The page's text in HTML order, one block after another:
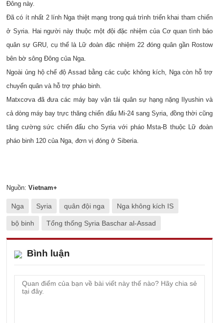
Đông này.
Đã có ít nhất 2 lính Nga thiệt mạng trong quá trình triển khai tham chiến
ở Syria. Hai người này thuộc một đội đặc nhiệm của Cơ quan tình báo
quân sự GRU, cụ thể là Lữ đoàn đặc nhiệm 22 đóng quân gần Rostow
bên bờ sông Đông của Nga.
Ngoài ủng hộ chế độ Assad bằng các cuộc không kích, Nga còn hỗ trợ
chuyển quân và hỗ trợ pháo binh.
Matxcơva đã đưa các máy bay vận tải quân sự hạng nặng Ilyushin và
cả dòng máy bay trực thăng chiến đấu Mi-24 sang Syria, đồng thời cũng
tăng cường sức chiến đấu cho Syria với pháo Msta-B thuộc Lữ đoàn
pháo binh 120 của Nga, đơn vị đóng ở Siberia.
Nguồn: Vietnam+
Nga Syria quân đội nga Nga không kích IS
bộ binh Tổng thống Syria Baschar al-Assad
Bình luận